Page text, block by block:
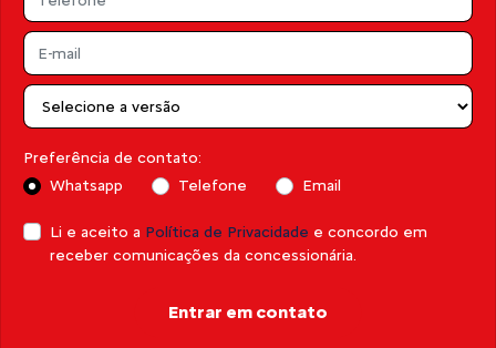
Preferência de contato:
Whatsapp
Telefone Email
Li e aceito a Política de Privacidade e concordo em
receber comunicações da concessionária.
Entrar em contato